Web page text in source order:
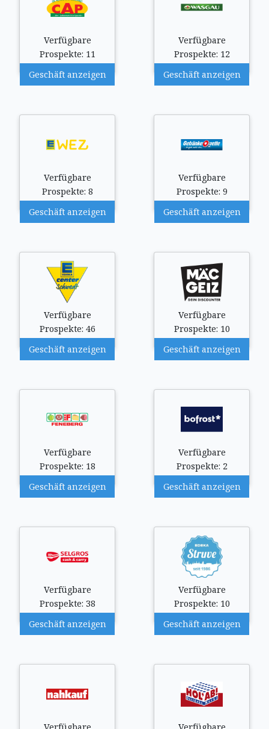
Verfügbare
Prospekte: 11
Geschäft anzeigen
Verfügbare
Prospekte: 12
Geschäft anzeigen
Verfügbare
Prospekte: 8
Geschäft anzeigen
Verfügbare
Prospekte: 9
Geschäft anzeigen
Verfügbare
Prospekte: 46
Geschäft anzeigen
Verfügbare
Prospekte: 10
Geschäft anzeigen
Verfügbare
Prospekte: 18
Geschäft anzeigen
Verfügbare
Prospekte: 2
Geschäft anzeigen
Verfügbare
Prospekte: 38
Geschäft anzeigen
Verfügbare
Prospekte: 10
Geschäft anzeigen